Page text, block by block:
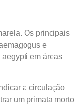
Os principais
e
aegypti em áreas
a circulação
um primata morto